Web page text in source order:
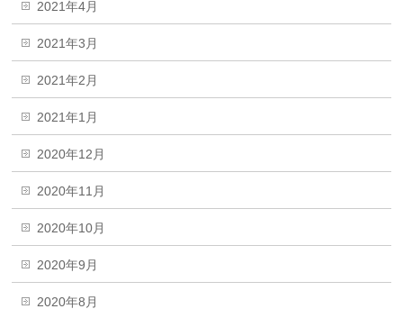
2021年4月
2021年3月
2021年2月
2021年1月
2020年12月
2020年11月
2020年10月
2020年9月
2020年8月